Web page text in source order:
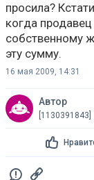
просила?
когда
собственному
эту сумму.
16 мая 2009, 14:31
Автор
[1130391843]